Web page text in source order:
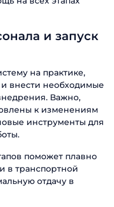
и запуск
на практике,
внести необходимые
Важно,
к изменениям
инструменты для
поможет плавно
в транспортной
отдачу в
ABM Cloud
время.
Один из
с вами в
дня!
Один из
с вами в
дня!